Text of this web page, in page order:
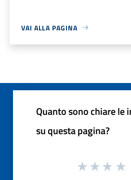
VAI ALLA PAGINA
Quanto sono chiare le
su questa pagina?